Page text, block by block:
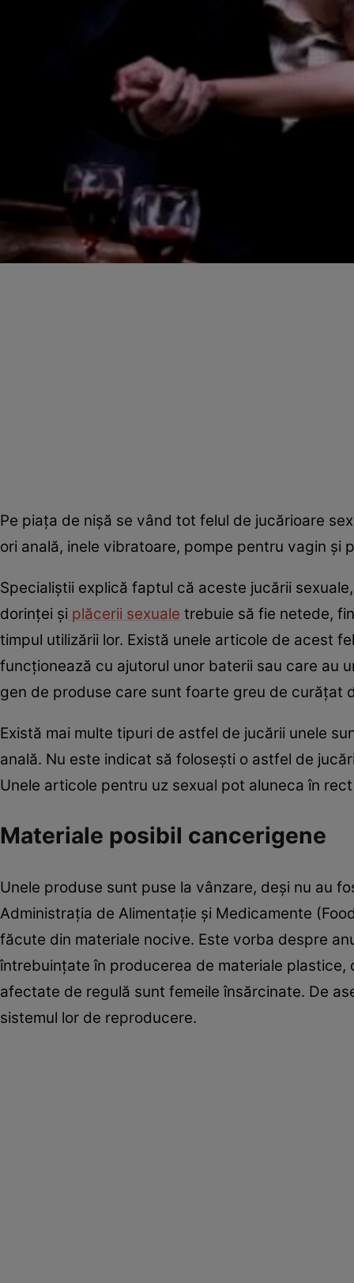
Pe piaţa de nişă se vând tot felul de jucărioare
ori anală, inele vibratoare, pompe pentru vagin şi
Specialiştii explică faptul că aceste jucării
dorinţei şi plăcerii sexuale trebuie să fie netede,
timpul utilizării lor. Există unele articole de acest
funcţionează cu ajutorul unor baterii sau care au
gen de produse care sunt foarte greu de curăţat
Există mai multe tipuri de astfel de jucării unele
anală. Nu este indicat să foloseşti o astfel de
Unele articole pentru uz sexual pot aluneca în
Materiale posibil cancerigene
Unele produse sunt puse la vânzare, deşi nu au
Administraţia de Alimentaţie şi Medicamente
făcute din materiale nocive. Este vorba despre
întrebuinţate în producerea de materiale
afectate de regulă sunt femeile însărcinate. De
sistemul lor de reproducere.